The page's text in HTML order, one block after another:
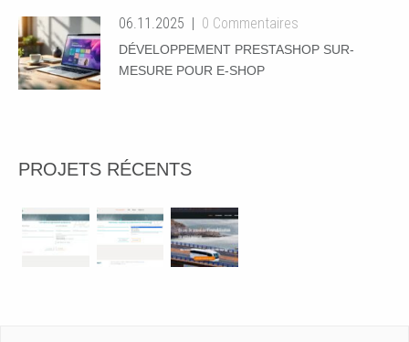
06.11.2025 0 Commentaires
DÉVELOPPEMENT PRESTASHOP SUR-
MESURE POUR E-SHOP
PROJETS RÉCENTS